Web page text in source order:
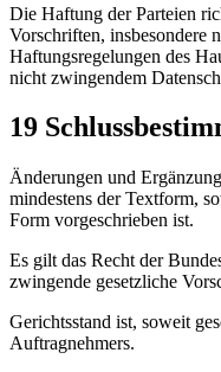
Die Haftung der Parteien
Vorschriften, insbesondere
Haftungsregelungen des
nicht zwingendem
19
Änderungen und
mindestens der Textform,
Form vorgeschrieben ist.
Es gilt das Recht der
zwingende gesetzliche
Gerichtsstand ist, soweit
Auftragnehmers.